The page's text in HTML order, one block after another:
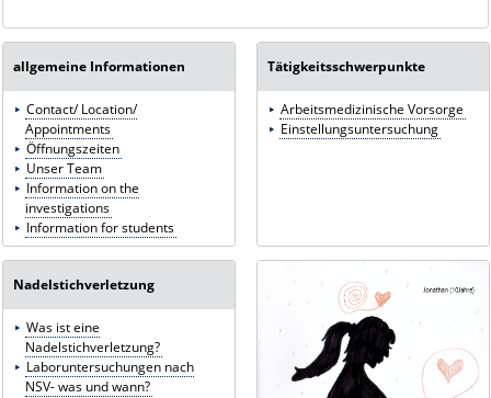
allgemeine Informationen
Contact/ Location/
Appointments
Öffnungszeiten
Unser Team
Information on the
investigations
Information for students
Tätigkeitsschwerpunkte
Arbeitsmedizinische Vorsorge
Einstellungsuntersuchung
Nadelstichverletzung
Was ist eine
Nadelstichverletzung?
Laboruntersuchungen nach
NSV- was und wann?